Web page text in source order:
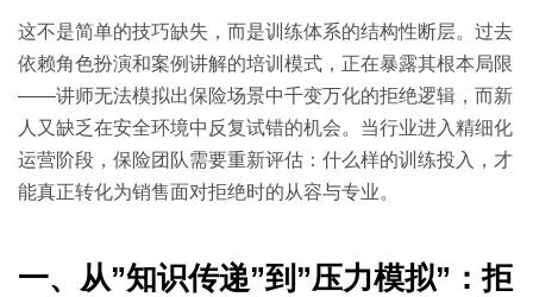
金融
按角色
销售人员
销售管理
全部
白皮书
销售会话智能
预约演示
这不是简单的技巧缺失，而是训练体系的结构性断层。过去
依赖角色扮演和案例讲解的培训模式，正在暴露其根本局限
——讲师无法模拟出保险场景中千变万化的拒绝逻辑，而新
人又缺乏在安全环境中反复试错的机会。当行业进入精细化
运营阶段，保险团队需要重新评估：什么样的训练投入，才
能真正转化为销售面对拒绝时的从容与专业。
一、从”知识传递”到”压力模拟”：拒